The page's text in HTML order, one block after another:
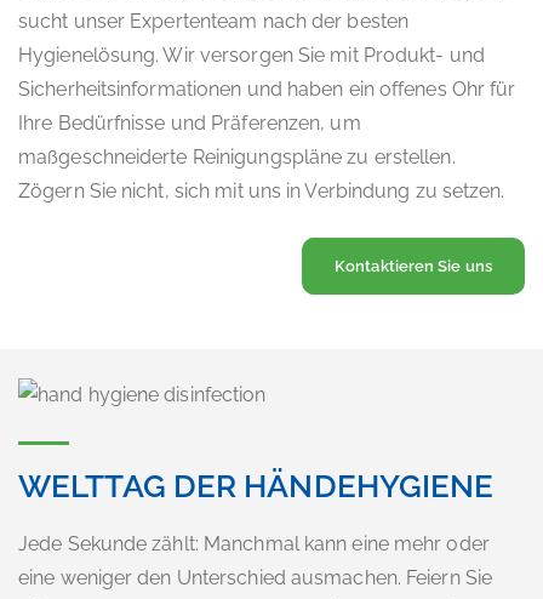
sucht unser Expertenteam nach der besten
Hygienelösung. Wir versorgen Sie mit Produkt- und
Sicherheitsinformationen und haben ein offenes Ohr für
Ihre Bedürfnisse und Präferenzen, um
maßgeschneiderte Reinigungspläne zu erstellen.
Zögern Sie nicht, sich mit uns in Verbindung zu setzen.
Kontaktieren Sie uns
WELTTAG DER HÄNDEHYGIENE
Jede Sekunde zählt: Manchmal kann eine mehr oder
eine weniger den Unterschied ausmachen. Feiern Sie